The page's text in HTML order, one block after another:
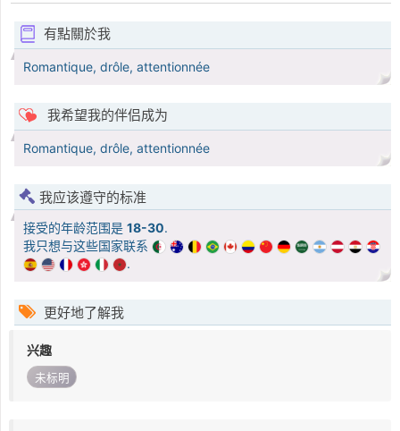
有點關於我
Romantique, drôle, attentionnée
我希望我的伴侣成为
Romantique, drôle, attentionnée
我应该遵守的标准
接受的年龄范围是 18-30.
我只想与这些国家联系
.
更好地了解我
兴趣
未标明